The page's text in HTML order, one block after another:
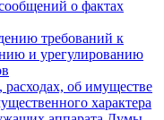
о фактах
требований к
и урегулированию
расходах, об имуществе
характера